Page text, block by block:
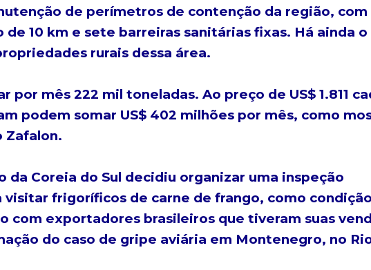
de perímetros de contenção da região, com
de 10 km e sete barreiras sanitárias fixas. Há ainda o
rurais dessa área.
por mês 222 mil toneladas. Ao preço de US$ 1.811
podem somar US$ 402 milhões por mês, como
Zafalon.
da Coreia do Sul decidiu organizar uma inspeção
visitar frigoríficos de carne de frango, como
com exportadores brasileiros que tiveram suas
do caso de gripe aviária em Montenegro, no